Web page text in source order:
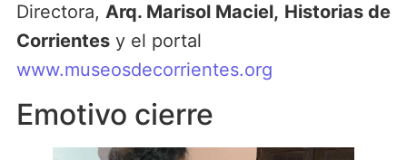
Directora, Arq. Marisol Maciel, Historias de
Corrientesy el portal
www.museosdecorrientes.org
Emotivo cierre